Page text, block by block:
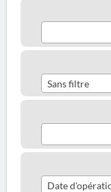
Sans filtre
Date